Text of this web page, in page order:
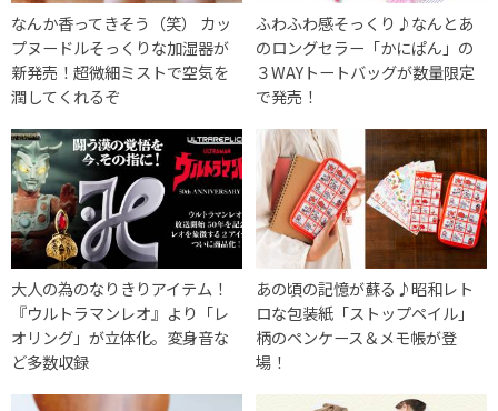
なんか香ってきそう（笑） カッ
プヌードルそっくりな加湿器が
新発売！超微細ミストで空気を
潤してくれるぞ
ふわふわ感そっくり♪なんとあ
のロングセラー「かにぱん」の
３WAYトートバッグが数量限定
で発売！
大人の為のなりきりアイテム！
『ウルトラマンレオ』より「レ
オリング」が立体化。変身音な
ど多数収録
あの頃の記憶が蘇る♪昭和レト
ロな包装紙「ストップペイル」
柄のペンケース＆メモ帳が登
場！